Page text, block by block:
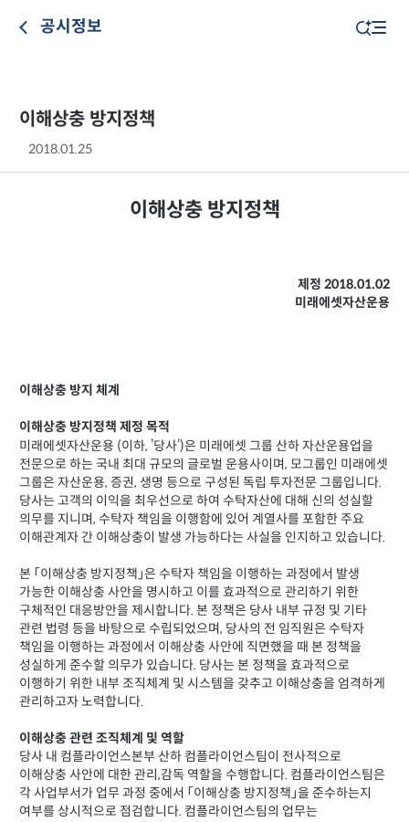
공시정보
이해상충 방지정책
2018.01.25
이해상충 방지정책
제정 2018.01.02
미래에셋자산운용
이해상충 방지 체계
이해상충 방지정책 제정 목적
미래에셋자산운용 (이하, ’당사’)은 미래에셋 그룹 산하 자산운용업을
전문으로 하는 국내 최대 규모의 글로벌 운용사이며, 모그룹인 미래에셋
그룹은 자산운용, 증권, 생명 등으로 구성된 독립 투자전문 그룹입니다.
당사는 고객의 이익을 최우선으로 하여 수탁자산에 대해 신의 성실할
의무를 지니며, 수탁자 책임을 이행함에 있어 계열사를 포함한 주요
이해관계자 간 이해상충이 발생 가능하다는 사실을 인지하고 있습니다.
본 「이해상충 방지정책」은 수탁자 책임을 이행하는 과정에서 발생
가능한 이해상충 사안을 명시하고 이를 효과적으로 관리하기 위한
구체적인 대응방안을 제시합니다. 본 정책은 당사 내부 규정 및 기타
관련 법령 등을 바탕으로 수립되었으며, 당사의 전 임직원은 수탁자
책임을 이행하는 과정에서 이해상충 사안에 직면했을 때 본 정책을
성실하게 준수할 의무가 있습니다. 당사는 본 정책을 효과적으로
이행하기 위한 내부 조직체계 및 시스템을 갖추고 이해상충을 엄격하게
관리하고자 노력합니다.
이해상충 관련 조직체계 및 역할
당사 내 컴플라이언스본부 산하 컴플라이언스팀이 전사적으로
이해상충 사안에 대한 관리,감독 역할을 수행합니다. 컴플라이언스팀은
각 사업부서가 업무 과정 중에서 「이해상충 방지정책」을 준수하는지
여부를 상시적으로 점검합니다. 컴플라이언스팀의 업무는